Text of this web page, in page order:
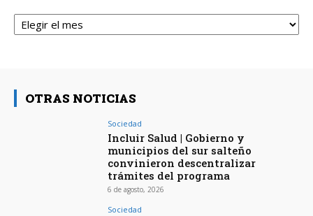
Archivos
OTRAS NOTICIAS
Sociedad
Incluir Salud | Gobierno y
municipios del sur salteño
convinieron descentralizar
trámites del programa
6 de agosto, 2026
Sociedad